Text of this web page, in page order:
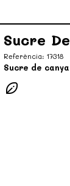
Sucre
Referència: 17318
Sucre de